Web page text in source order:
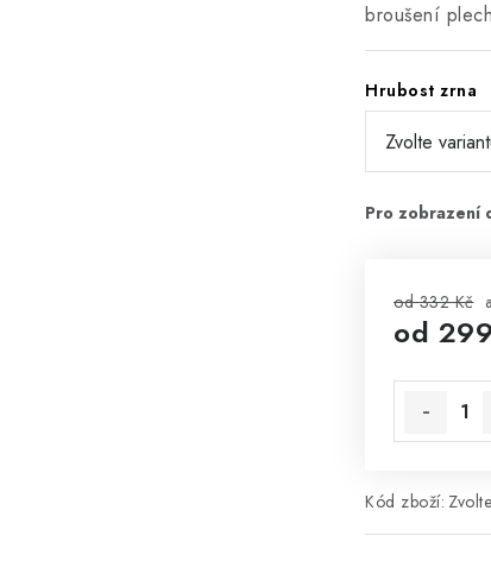
broušení
Hrubost zrna
od 332 Kč
od
Kód zboží: